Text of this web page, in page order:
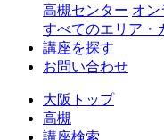
高槻センター オ
すべてのエリア・
講座を探す
お問い合わせ
大阪トップ
高槻
講座検索